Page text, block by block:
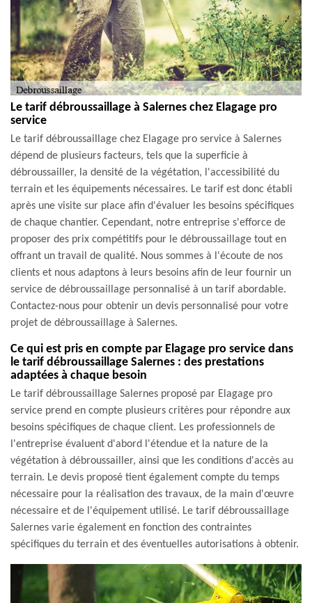
Le tarif débroussaillage à Salernes chez Elagage pro
service
Le tarif débroussaillage chez Elagage pro service à Salernes
dépend de plusieurs facteurs, tels que la superficie à
débroussailler, la densité de la végétation, l'accessibilité du
terrain et les équipements nécessaires. Le tarif est donc établi
après une visite sur place afin d'évaluer les besoins spécifiques
de chaque chantier. Cependant, notre entreprise s'efforce de
proposer des prix compétitifs pour le débroussaillage tout en
offrant un travail de qualité. Nous sommes à l'écoute de nos
clients et nous adaptons à leurs besoins afin de leur fournir un
service de débroussaillage personnalisé à un tarif abordable.
Contactez-nous pour obtenir un devis personnalisé pour votre
projet de débroussaillage à Salernes.
Ce qui est pris en compte par Elagage pro service dans
le tarif débroussaillage Salernes : des prestations
adaptées à chaque besoin
Le tarif débroussaillage Salernes proposé par Elagage pro
service prend en compte plusieurs critères pour répondre aux
besoins spécifiques de chaque client. Les professionnels de
l'entreprise évaluent d'abord l'étendue et la nature de la
végétation à débroussailler, ainsi que les conditions d'accès au
terrain. Le devis proposé tient également compte du temps
nécessaire pour la réalisation des travaux, de la main d'œuvre
nécessaire et de l'équipement utilisé. Le tarif débroussaillage
Salernes varie également en fonction des contraintes
spécifiques du terrain et des éventuelles autorisations à obtenir.